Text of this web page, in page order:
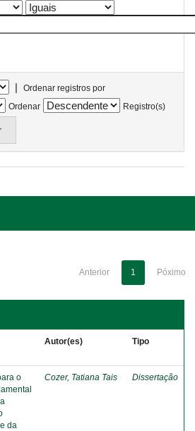
|
Ordenar registros por
Ordenar
Registro(s)
Anterior 1 Póximo
Autor(es) Tipo
o
da
Cozer, Tatiana Tais Dissertação